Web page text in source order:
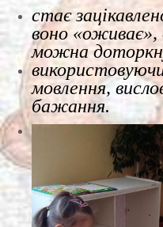
стає
воно «оживає»,
можна
мовлення,
бажання.